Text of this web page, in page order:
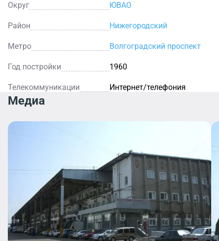
Округ ЮВАО
Район Нижегородский
Метро Волгоградский проспект
Год постройки 1960
Телекоммуникации Интернет/телефония
Медиа